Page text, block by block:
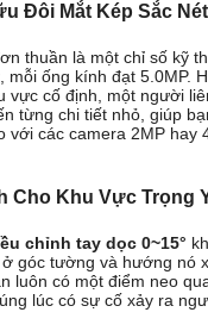
Đôi Mắt Kép Sắc
thuần là một chỉ số kỹ
, mỗi ống kính đạt
cố định, một người
từng chi tiết nhỏ, giúp
các camera 2MP hay
Cho Khu Vực Trọng
chỉnh tay dọc 0~15°
góc tường và hướng nó
luôn có một điểm neo
lúc có sự cố xảy ra